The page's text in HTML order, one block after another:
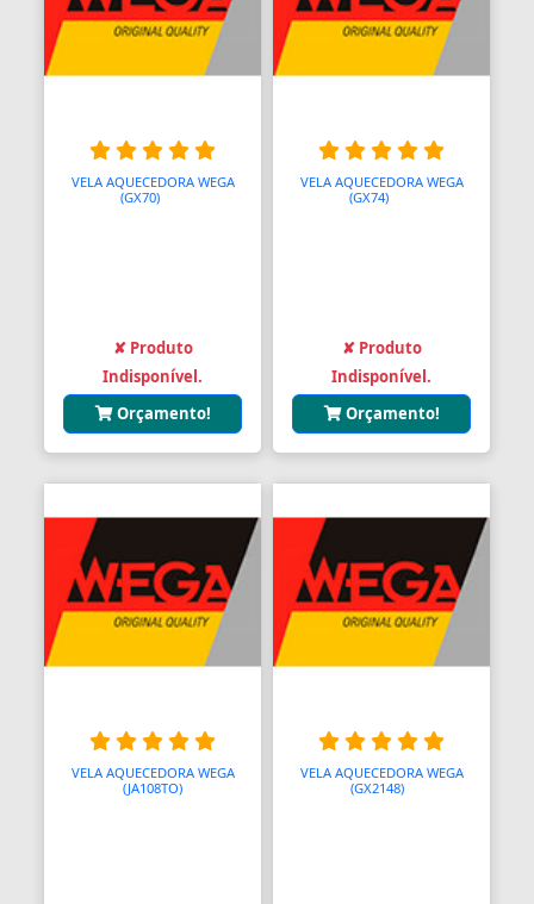
VELA AQUECEDORA WEGA
(GX70)
✘ Produto
Indisponível.
Orçamento!
VELA AQUECEDORA WEGA
(GX74)
✘ Produto
Indisponível.
Orçamento!
VELA AQUECEDORA WEGA
(JA108TO)
VELA AQUECEDORA WEGA
(GX2148)